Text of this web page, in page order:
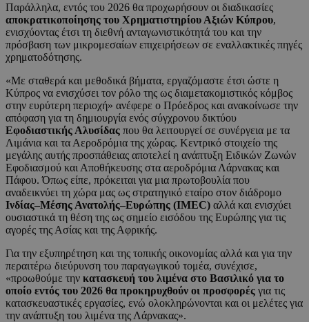
Παράλληλα, εντός του 2026 θα προχωρήσουν οι διαδικασίες
αποκρατικοποίησης του Χρηματιστηρίου Αξιών Κύπρου,
ενισχύοντας έτσι τη διεθνή ανταγωνιστικότητά του και την
πρόσβαση των μικρομεσαίων επιχειρήσεων σε εναλλακτικές πηγές
χρηματοδότησης.
«Με σταθερά και μεθοδικά βήματα, εργαζόμαστε έτσι ώστε η
Κύπρος να ενισχύσει τον ρόλο της ως διαμετακομιστικός κόμβος
στην ευρύτερη περιοχή» ανέφερε ο Πρόεδρος και ανακοίνωσε την
απόφαση για τη δημιουργία ενός σύγχρονου δικτύου
Εφοδιαστικής Αλυσίδας που θα λειτουργεί σε συνέργεια με τα
Λιμάνια και τα Αεροδρόμια της χώρας. Κεντρικό στοιχείο της
μεγάλης αυτής προσπάθειας αποτελεί η ανάπτυξη Ειδικών Ζωνών
Εφοδιασμού και Αποθήκευσης στα αεροδρόμια Λάρνακας και
Πάφου. Όπως είπε, πρόκειται για μια πρωτοβουλία που
αναδεικνύει τη χώρα μας ως στρατηγικό εταίρο στον διάδρομο
Ινδίας–Μέσης Ανατολής–Ευρώπης (IMEC) αλλά και ενισχύει
ουσιαστικά τη θέση της ως σημείο εισόδου της Ευρώπης για τις
αγορές της Ασίας και της Αφρικής.
Για την εξυπηρέτηση και της τοπικής οικονομίας αλλά και για την
περαιτέρω διεύρυνση του παραγωγικού τομέα, συνέχισε,
«προωθούμε την κατασκευή του λιμένα στο Βασιλικό για το
οποίο εντός του 2026 θα προκηρυχθούν οι προσφορές για τις
κατασκευαστικές εργασίες, ενώ ολοκληρώνονται και οι μελέτες για
την ανάπτυξη του λιμένα της Λάρνακας».